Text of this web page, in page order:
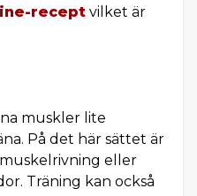
recept vilket är
muskler lite
På det här sättet är
eller
Träning kan också